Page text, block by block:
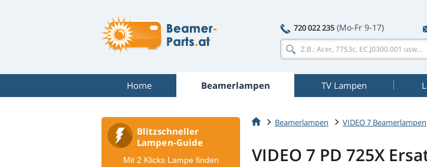
720 022 235 (Mo-Fr 9-17)
Home Beamerlampen TV Lampen
Beamerlampen VIDEO 7 Beamerlampen
VIDEO 7 PD 725X
Blitzschneller
Lampen-Guide
Mit 2 Klicks Lampe finden